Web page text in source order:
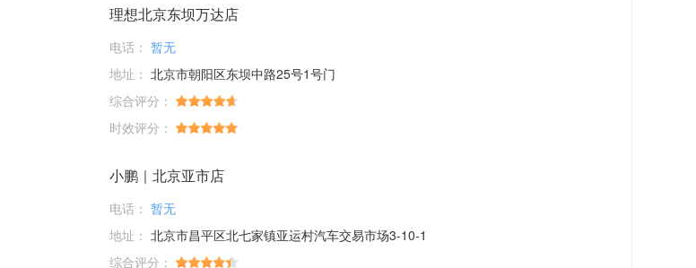
理想北京东坝万达店
电话： 暂无
地址： 北京市朝阳区东坝中路25号1号门
综合评分：
时效评分：
小鹏｜北京亚市店
电话： 暂无
地址： 北京市昌平区北七家镇亚运村汽车交易市场3-10-1
综合评分：